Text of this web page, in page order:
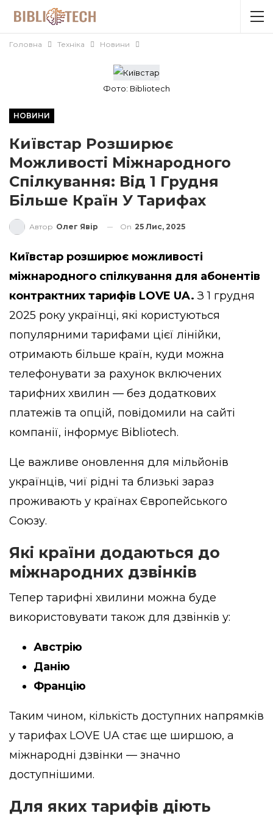
Головна Техніка Новини
Фото: Вibliotech
НОВИНИ
Київстар Розширює
Можливості Міжнародного
Спілкування: Від 1 Грудня
Більше Країн У Тарифах
Автор Олег Явір On 25 Лис, 2025
Київстар розширює можливості
міжнародного спілкування для абонентів
контрактних тарифів LOVE UA. З 1 грудня
2025 року українці, які користуються
популярними тарифами цієї лінійки,
отримають більше країн, куди можна
телефонувати за рахунок включених
тарифних хвилин — без додаткових
платежів та опцій, повідомили на сайті
компанії, інформує Вibliotech.
Це важливе оновлення для мільйонів
українців, чиї рідні та близькі зараз
проживають у країнах Європейського
Союзу.
Які країни додаються до
міжнародних дзвінків
Тепер тарифні хвилини можна буде
використовувати також для дзвінків у:
Австрію
Данію
Францію
Таким чином, кількість доступних напрямків
у тарифах LOVE UA стає ще ширшою, а
міжнародні дзвінки — значно
доступнішими.
Для яких тарифів діють